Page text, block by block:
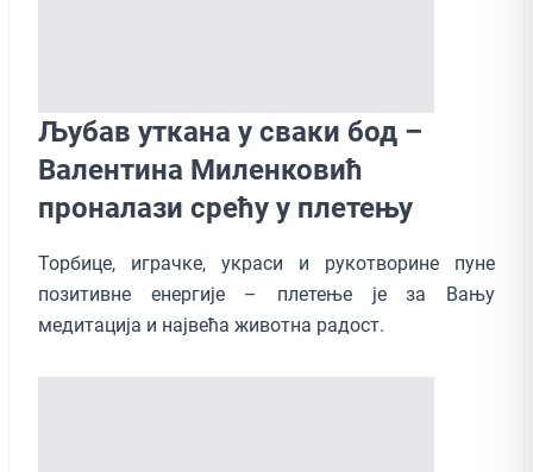
Љубав уткана у сваки бод –
Валентина Миленковић
проналази срећу у плетењу
Торбице, играчке, украси и рукотворине пуне
позитивне енергије – плетење је за Вању
медитација и највећа животна радост.